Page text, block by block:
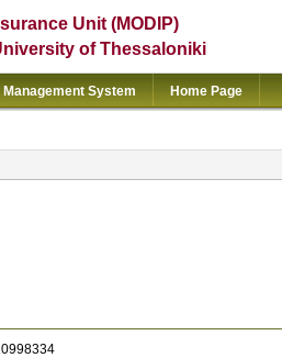
Unit (MODIP)
of Thessaloniki
Management System Home Page